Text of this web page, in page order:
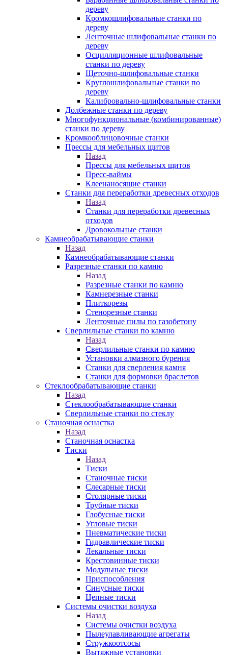
дереву
Кромкошлифовальные станки по
дереву
Ленточные шлифовальные станки по
дереву
Осцилляционные шлифовальные
станки по дереву
Щеточно-шлифовальные станки
Круглошлифовальные станки по
дереву
Калибровально-шлифовальные станки
Долбежные станки по дереву
Многофункциональные (комбинированные)
станки по дереву
Кромкооблицовочные станки
Прессы для мебельных щитов
Назад
Прессы для мебельных щитов
Пресс-ваймы
Клеенаносящие станки
Станки для переработки древесных отходов
Назад
Станки для переработки древесных
отходов
Дровокольные станки
Камнеобрабатывающие станки
Назад
Камнеобрабатывающие станки
Разрезные станки по камню
Назад
Разрезные станки по камню
Камнерезные станки
Плиткорезы
Стенорезные станки
Ленточные пилы по газобетону
Сверлильные станки по камню
Назад
Сверлильные станки по камню
Установки алмазного бурения
Станки для сверления камня
Станки для формовки браслетов
Стеклообрабатывающие станки
Назад
Стеклообрабатывающие станки
Сверлильные станки по стеклу
Станочная оснастка
Назад
Станочная оснастка
Тиски
Назад
Тиски
Станочные тиски
Слесарные тиски
Столярные тиски
Трубные тиски
Глобусные тиски
Угловые тиски
Пневматические тиски
Гидравлические тиски
Лекальные тиски
Крестовинные тиски
Модульные тиски
Приспособления
Синусные тиски
Цепные тиски
Системы очистки воздуха
Назад
Системы очистки воздуха
Пылеулавливающие агрегаты
Стружкоотсосы
Вытяжные установки